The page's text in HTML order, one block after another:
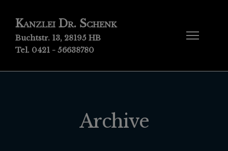
Kanzlei Dr. Schenk
Buchtstr. 13, 28195 HB
Tel. 0421 - 56638780
Archive